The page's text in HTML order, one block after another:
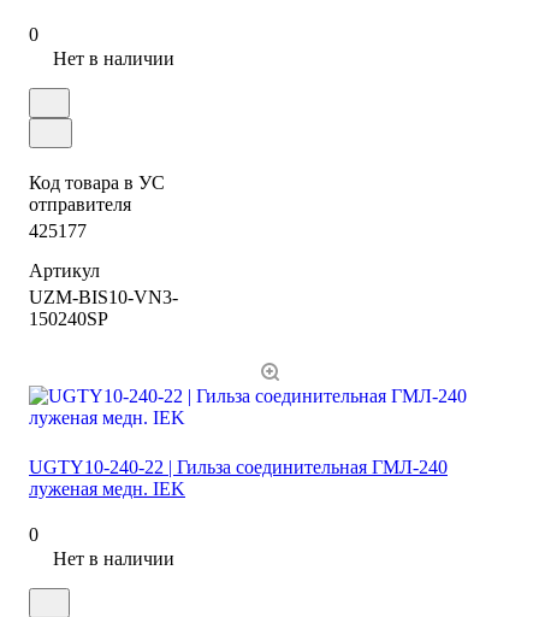
0
Нет в наличии
Код товара в УС
отправителя
425177
Артикул
UZM-BIS10-VN3-
150240SP
UGTY10-240-22 | Гильза соединительная ГМЛ-240
луженая медн. IEK
0
Нет в наличии